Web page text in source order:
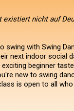
existiert nicht auf
swing with Swing
next indoor social
beginner
new to swing
is open to all